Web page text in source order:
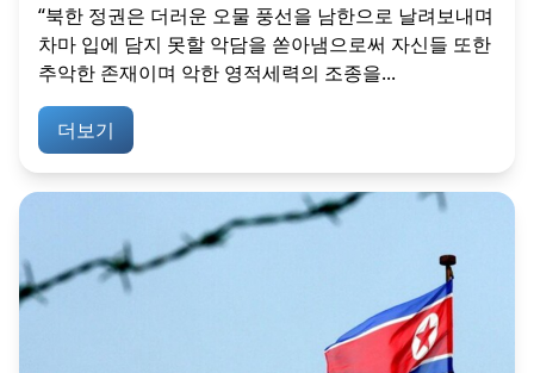
“북한 정권은 더러운 오물 풍선을 남한으로 날려보내며
차마 입에 담지 못할 악담을 쏟아냄으로써 자신들 또한
추악한 존재이며 악한 영적세력의 조종을...
더보기